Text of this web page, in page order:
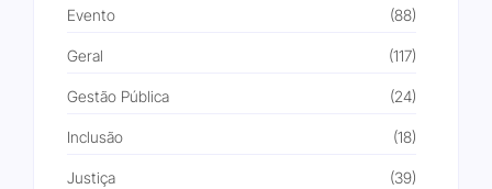
Evento (88)
Geral (117)
Gestão Pública (24)
Inclusão (18)
Justiça (39)